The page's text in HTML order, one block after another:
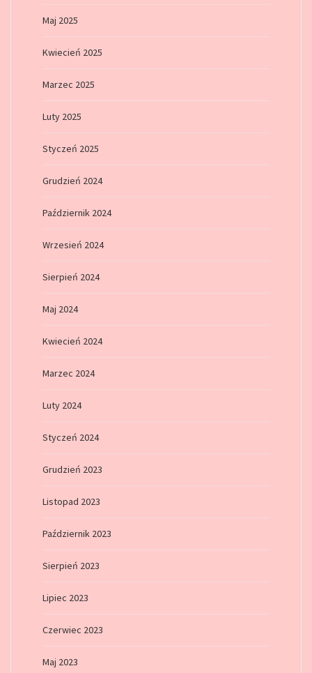
Maj 2025
Kwiecień 2025
Marzec 2025
Luty 2025
Styczeń 2025
Grudzień 2024
Październik 2024
Wrzesień 2024
Sierpień 2024
Maj 2024
Kwiecień 2024
Marzec 2024
Luty 2024
Styczeń 2024
Grudzień 2023
Listopad 2023
Październik 2023
Sierpień 2023
Lipiec 2023
Czerwiec 2023
Maj 2023